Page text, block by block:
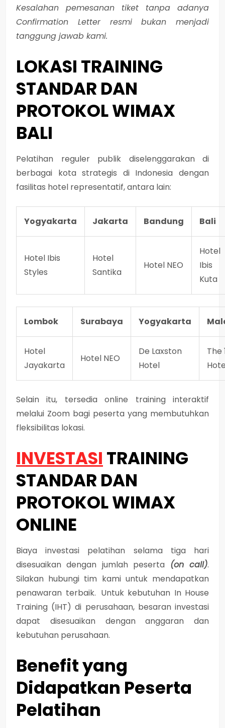
Kesalahan pemesanan tiket tanpa adanya
Confirmation Letter resmi bukan menjadi
tanggung jawab kami.
LOKASI TRAINING
STANDAR DAN
PROTOKOL WIMAX
BALI
Pelatihan reguler publik diselenggarakan di
berbagai kota strategis di Indonesia dengan
fasilitas hotel representatif, antara lain:
Yogyakarta Jakarta Bandung Bali
Hotel Ibis
Styles
Hotel
Santika
Hotel NEO
Hotel
Ibis
Kuta
Lombok Surabaya Yogyakarta
Hotel
Jayakarta
Hotel NEO
De Laxston
Hotel
The
Selain itu, tersedia online training interaktif
melalui Zoom bagi peserta yang membutuhkan
fleksibilitas lokasi.
INVESTASI TRAINING
STANDAR DAN
PROTOKOL WIMAX
ONLINE
Biaya investasi pelatihan selama tiga hari
disesuaikan dengan jumlah peserta (on call).
Silakan hubungi tim kami untuk mendapatkan
penawaran terbaik. Untuk kebutuhan In House
Training (IHT) di perusahaan, besaran investasi
dapat disesuaikan dengan anggaran dan
kebutuhan perusahaan.
Benefit yang
Didapatkan Peserta
Pelatihan